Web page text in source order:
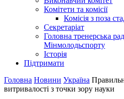
Комітети та комісії
Комісія з поза
Секретаріат
Головна тренерська
Мінмолодьспорту
Історія
Підтримати
Головна Новини Україна
витривалості з точки зору науки